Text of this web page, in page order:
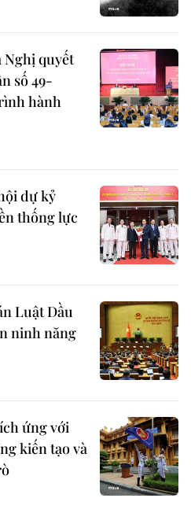
Nghị quyết
số 49-
hành
dự kỷ
thống lực
Luật Dầu
ninh năng
ứng với
kiến tạo và